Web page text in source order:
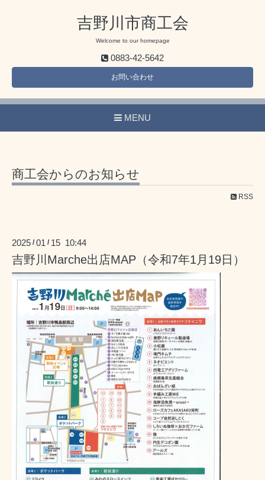
吉野川市商工会
Welcome to our homepage
0883-42-5642
お問い合わせ
MENU
商工会からのお知らせ
RSS
2025 /01 / 15 10:44
吉野川Marche出店MAP（令和7年1月19日）